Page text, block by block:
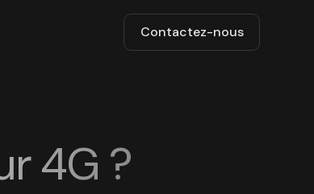
Contactez-nous
4G ?